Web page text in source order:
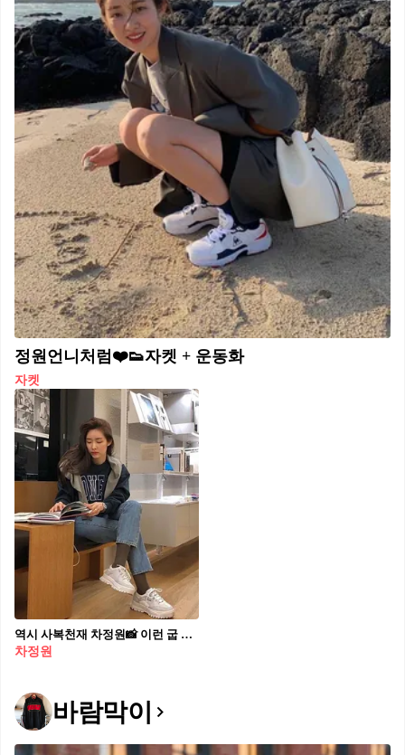
정원언니처럼❤️👟자켓 + 운동화
자켓
역시 사복천재 차정원📸 이런 굽 높은 운동화 취저💙
차정원
바람막이